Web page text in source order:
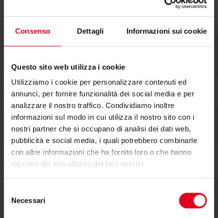
Consenso Dettagli Informazioni sui cookie
Questo sito web utilizza i cookie
Utilizziamo i cookie per personalizzare contenuti ed
annunci, per fornire funzionalità dei social media e per
analizzare il nostro traffico. Condividiamo inoltre
informazioni sul modo in cui utilizza il nostro sito con i
nostri partner che si occupano di analisi dei dati web,
pubblicità e social media, i quali potrebbero combinarle
con altre informazioni che ha fornito loro o che hanno
raccolto dal suo utilizzo dei loro servizi.
delNecessari
Dichiarazione di conformità